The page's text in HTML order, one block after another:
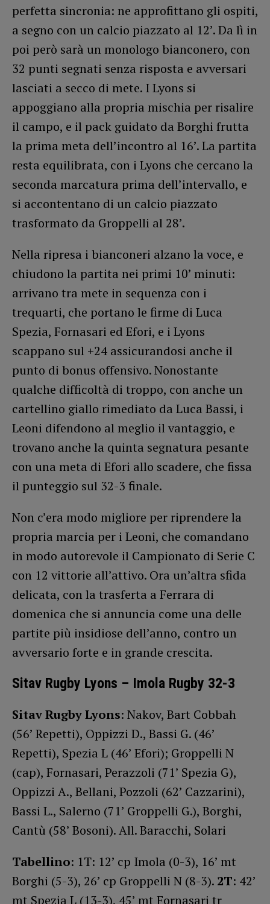
perfetta sincronia: ne approfittano gli ospiti,
a segno con un calcio piazzato al 12’. Da lì in
poi però sarà un monologo bianconero, con
32 punti segnati senza risposta e avversari
lasciati a secco di mete. I Lyons si
appoggiano alla propria mischia per risalire
il campo, e il pack guidato da Borghi frutta
la prima meta dell’incontro al 16’. La partita
resta equilibrata, con i Lyons che cercano la
seconda marcatura prima dell’intervallo, e
si accontentano di un calcio piazzato
trasformato da Groppelli al 28’.
Nella ripresa i bianconeri alzano la voce, e
chiudono la partita nei primi 10’ minuti:
arrivano tra mete in sequenza con i
trequarti, che portano le firme di Luca
Spezia, Fornasari ed Efori, e i Lyons
scappano sul +24 assicurandosi anche il
punto di bonus offensivo. Nonostante
qualche difficoltà di troppo, con anche un
cartellino giallo rimediato da Luca Bassi, i
Leoni difendono al meglio il vantaggio, e
trovano anche la quinta segnatura pesante
con una meta di Efori allo scadere, che fissa
il punteggio sul 32-3 finale.
Non c’era modo migliore per riprendere la
propria marcia per i Leoni, che comandano
in modo autorevole il Campionato di Serie C
con 12 vittorie all’attivo. Ora un’altra sfida
delicata, con la trasferta a Ferrara di
domenica che si annuncia come una delle
partite più insidiose dell’anno, contro un
avversario forte e in grande crescita.
Sitav Rugby Lyons – Imola Rugby 32-3
Sitav Rugby Lyons: Nakov, Bart Cobbah
(56’ Repetti), Oppizzi D., Bassi G. (46’
Repetti), Spezia L (46’ Efori); Groppelli N
(cap), Fornasari, Perazzoli (71’ Spezia G),
Oppizzi A., Bellani, Pozzoli (62’ Cazzarini),
Bassi L., Salerno (71’ Groppelli G.), Borghi,
Cantù (58’ Bosoni). All. Baracchi, Solari
Tabellino: 1T: 12’ cp Imola (0-3), 16’ mt
Borghi (5-3), 26’ cp Groppelli N (8-3). 2T: 42’
mt Spezia L (13-3), 45’ mt Fornasari tr